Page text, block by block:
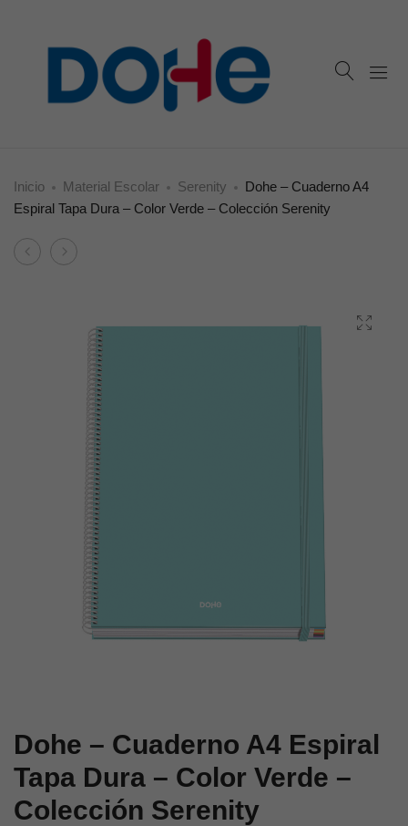
Inicio Material Escolar Serenity
Dohe – Cuaderno A4
Espiral Tapa Dura – Color Verde – Colección Serenity
Product
Dohe
Colección
Serenity
Dohe
Polyfoam
Color
Colección
Colour
Vibes
Dohe – Cuaderno A4 Espiral
Tapa Dura – Color Verde –
Colección Serenity